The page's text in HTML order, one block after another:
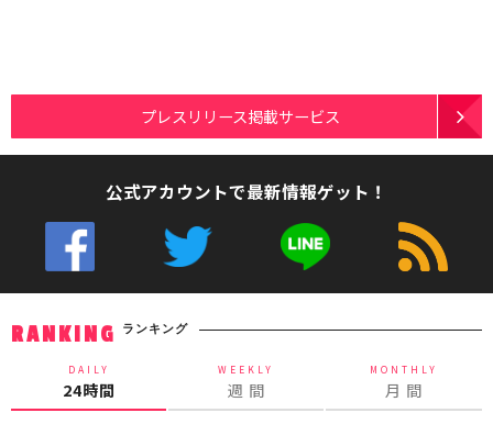
プレスリリース掲載サービス
公式アカウントで最新情報ゲット！
RANKING ランキング
DAILY
24時間
WEEKLY
週 間
MONTHLY
月 間